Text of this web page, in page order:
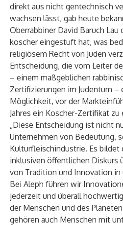
direkt aus nicht gentechnisch
wachsen lässt, gab heute
Oberrabbiner David Baruch
koscher eingestuft hat, was
religiösem Recht von Juden
Entscheidung, die vom Leiter
– einem maßgeblichen
Zertifizierungen im Judentum –
Möglichkeit, vor der
Jahres ein Koscher-Zertifikat zu
„Diese Entscheidung ist nicht
Unternehmen von Bedeutung,
Kulturfleischindustrie. Es bildet
inklusiven öffentlichen Diskurs
von Tradition und Innovation in
Bei Aleph führen wir
jederzeit und überall
der Menschen und des
gehören auch Menschen mit